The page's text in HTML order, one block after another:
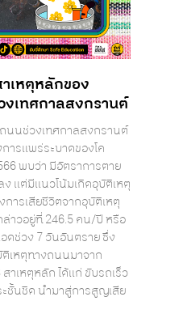
เหตุหลักของ
เทศกาลสงกรานต์
นนช่วงเทศกาลสงกรานต์
ารแพร่ระบาดของโค
พบว่า มีอัตราการตาย
แต่มีแนวโน้มเกิดอุบัติเหตุ
การเสียชีวิตจากอุบัติเหตุ
าวอยู่ที่ 246.5 คน/ปี หรือ
ช่วง 7 วันอันตราย ซึ่ง
ติเหตุทางถนนมาจาก
เหตุหลัก ได้แก่ ขับรถเร็ว
ชั้นชิด นำมาสู่การสูญเสีย